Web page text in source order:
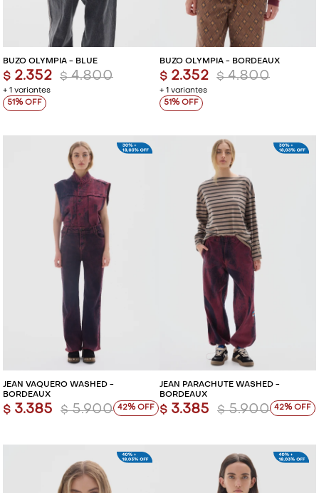
BUZO OLYMPIA - BLUE
+ 1 variantes
$ 2.352 $ 4.800
51
BUZO OLYMPIA - BORDEAUX
+ 1 variantes
$ 2.352 $ 4.800
51
JEAN VAQUERO WASHED -
BORDEAUX
$ 3.385 $ 5.900 42
JEAN PARACHUTE WASHED -
BORDEAUX
$ 3.385 $ 5.900 42